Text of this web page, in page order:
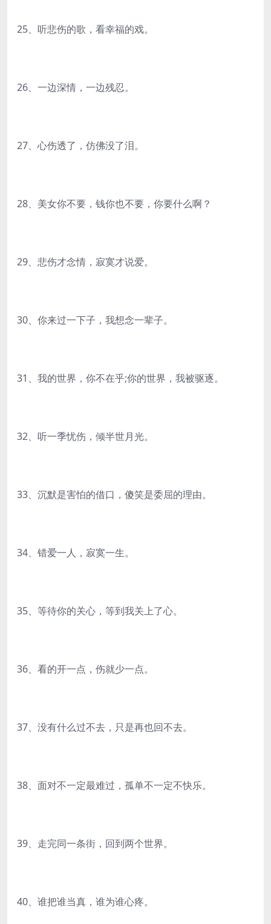
25、听悲伤的歌，看幸福的戏。
26、一边深情，一边残忍。
27、心伤透了，仿佛没了泪。
28、美女你不要，钱你也不要，你要什么啊？
29、悲伤才念情，寂寞才说爱。
30、你来过一下子，我想念一辈子。
31、我的世界，你不在乎;你的世界，我被驱逐。
32、听一季忧伤，倾半世月光。
33、沉默是害怕的借口，傻笑是委屈的理由。
34、错爱一人，寂寞一生。
35、等待你的关心，等到我关上了心。
36、看的开一点，伤就少一点。
37、没有什么过不去，只是再也回不去。
38、面对不一定最难过，孤单不一定不快乐。
39、走完同一条街，回到两个世界。
40、谁把谁当真，谁为谁心疼。